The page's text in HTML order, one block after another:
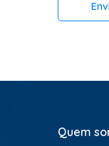
o
e
g
Quem